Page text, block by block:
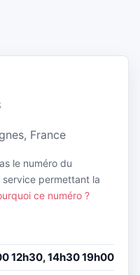
France
le numéro du
permettant la
ce numéro ?
12h30, 14h30 19h00